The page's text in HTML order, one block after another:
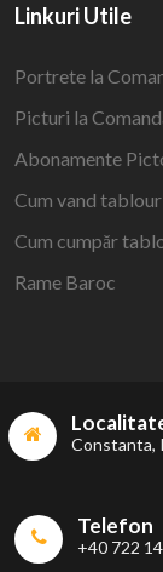
Linkuri Utile
Portrete la
Picturi la
Abonamente
Cum vand
Cum cumpăr
Rame Baroc
Constanta,
Telefon
+40 722